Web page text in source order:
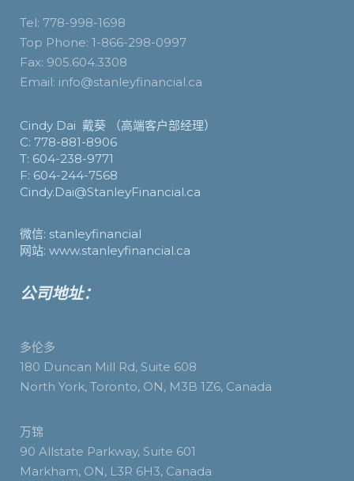
Tel: 778-998-1698
Top Phone: 1-866-298-0997
Fax: 905.604.3308
Email: info@stanleyfinancial.ca
Cindy Dai 戴葵 （高端客户部经理）
C: 778-881-8906
T: 604-238-9771
F: 604-244-7568
Cindy.Dai@StanleyFinancial.ca
微信: stanleyfinancial
网站: www.stanleyfinancial.ca
公司地址：
多伦多
180 Duncan Mill Rd, Suite 608
North York, Toronto, ON, M3B 1Z6, Canada
万锦
90 Allstate Parkway, Suite 601
Markham, ON, L3R 6H3, Canada